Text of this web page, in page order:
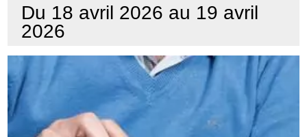
Du 18 avril 2026 au 19 avril
2026